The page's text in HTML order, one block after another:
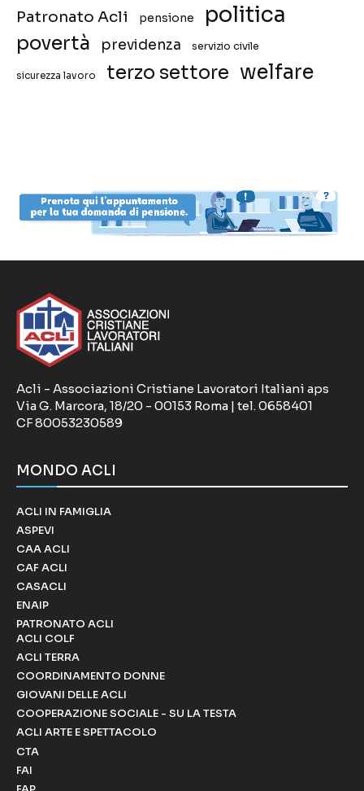
Patronato Acli pensione politica
povertà previdenza servizio civile
sicurezza lavoro terzo settore welfare
Acli - Associazioni Cristiane Lavoratori Italiani aps
Via G. Marcora, 18/20 - 00153 Roma | tel. 0658401
CF 80053230589
MONDO ACLI
ACLI IN FAMIGLIA
ASPEVI
CAA ACLI
CAF ACLI
CASACLI
ENAIP
PATRONATO ACLI
ACLI COLF
ACLI TERRA
COORDINAMENTO DONNE
GIOVANI DELLE ACLI
COOPERAZIONE SOCIALE - SU LA TESTA
ACLI ARTE E SPETTACOLO
CTA
FAI